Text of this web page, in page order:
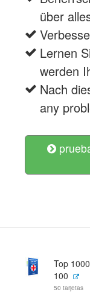
über
Lernen
werden
Nach
any
Top
100
50 tarjetas